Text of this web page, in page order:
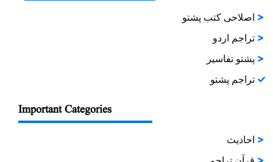
اصلاحی کتب پشتو
تراجم اردو
پشتو تفاسیر
تراجم پشتو
Important Categories
احادیث